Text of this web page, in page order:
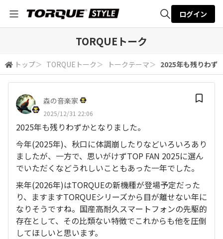
検索
ログイン
TORQUEトーク
トップ＞ TORQUEトーク ＞ トークテーマ＞ 2025年も残りわず
森の音楽家
2025/12/31 22:06
2025年も残りわずかとなりました。
今年(2025年)、秋口に体調崩したりなどいろいろあり
ましたが、一方で、思いがけずTOP FAN 2025に選ん
でいただくなどうれしいこともあった一年でした。
来年(2026年)はTORQUEの新機種が登場予定だった
り、ますますTORQUEシリーズから目が離せない年に
なりそうですね。国産高耐久スマートフォンの先駆的
存在として、その比類ない特徴でこれからも他を圧倒
してほしいと思います。